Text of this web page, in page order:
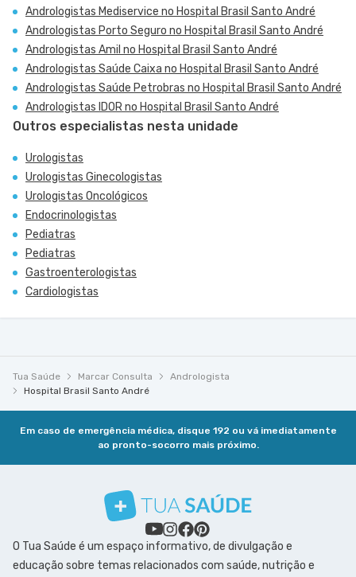
Andrologistas Mediservice no Hospital Brasil Santo André
Andrologistas Porto Seguro no Hospital Brasil Santo André
Andrologistas Amil no Hospital Brasil Santo André
Andrologistas Saúde Caixa no Hospital Brasil Santo André
Andrologistas Saúde Petrobras no Hospital Brasil Santo André
Andrologistas IDOR no Hospital Brasil Santo André
Outros especialistas nesta unidade
Urologistas
Urologistas Ginecologistas
Urologistas Oncológicos
Endocrinologistas
Pediatras
Pediatras
Gastroenterologistas
Cardiologistas
Tua Saúde Marcar Consulta
Andrologista
Hospital Brasil Santo André
Em caso de emergência médica, disque 192 ou vá imediatamente
ao pronto-socorro mais próximo.
O Tua Saúde é um espaço informativo, de divulgação e
educação sobre temas relacionados com saúde, nutrição e